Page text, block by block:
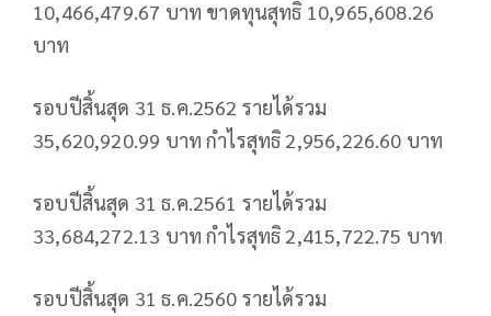
10,466,479.67 บาท ขาดทุนสุทธิ 10,965,608.26
บาท
รอบปีสิ้นสุด 31 ธ.ค.2562 รายได้รวม
35,620,920.99 บาท กำไรสุทธิ 2,956,226.60 บาท
รอบปีสิ้นสุด 31 ธ.ค.2561 รายได้รวม
33,684,272.13 บาท กำไรสุทธิ 2,415,722.75 บาท
รอบปีสิ้นสุด 31 ธ.ค.2560 รายได้รวม